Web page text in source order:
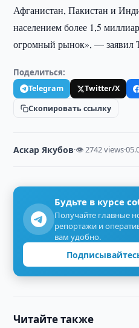
Афганистан, Пакистан и
населением более 1,5
огромный рынок», — заявил
Поделиться:
Telegram Twitter/X
Скопировать ссылку
Аскар Якубов·👁 2742 views·
Будьте в курсе
Получайте главные
репортажи и
вам удобно.
Читайте также